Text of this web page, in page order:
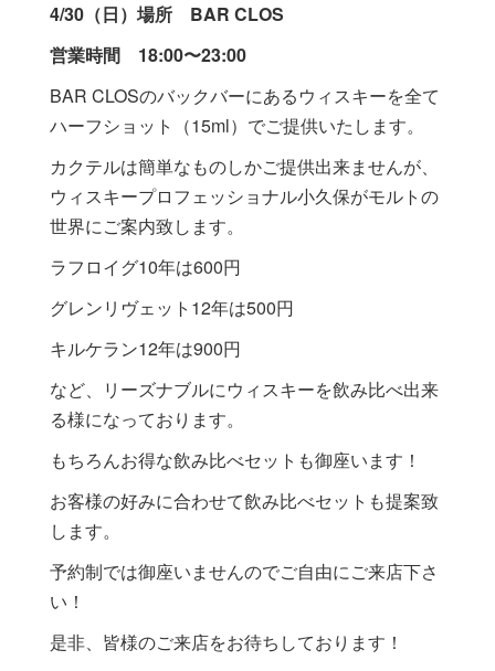
4/30（日）場所 BAR CLOS
営業時間 18:00〜23:00
BAR CLOSのバックバーにあるウィスキーを全て
ハーフショット（15ml）でご提供いたします。
カクテルは簡単なものしかご提供出来ませんが、
ウィスキープロフェッショナル小久保がモルトの
世界にご案内致します。
ラフロイグ10年は600円
グレンリヴェット12年は500円
キルケラン12年は900円
など、リーズナブルにウィスキーを飲み比べ出来
る様になっております。
もちろんお得な飲み比べセットも御座います！
お客様の好みに合わせて飲み比べセットも提案致
します。
予約制では御座いませんのでご自由にご来店下さ
い！
是非、皆様のご来店をお待ちしております！